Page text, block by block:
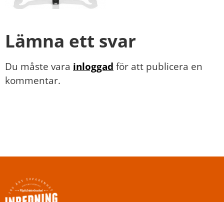
Lämna ett svar
Du måste vara inloggad för att publicera en
kommentar.